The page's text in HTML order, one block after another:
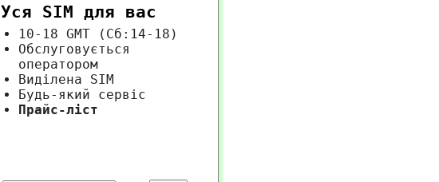
Уся SIM для вас
10-18 GMT (Сб:14-18)
Обслуговується
оператором
Виділена SIM
Будь-який сервіс
Прайс-ліст